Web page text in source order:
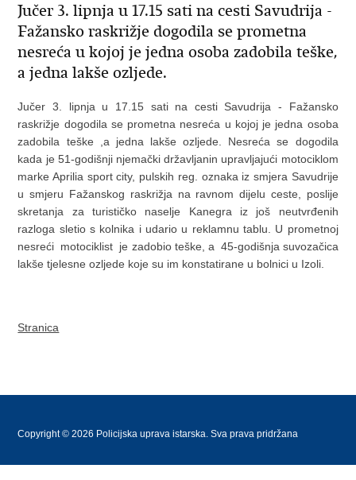
Jučer 3. lipnja u 17.15 sati na cesti Savudrija -
Fažansko raskrižje dogodila se prometna
nesreća u kojoj je jedna osoba zadobila teške,
a jedna lakše ozljede.
Jučer 3. lipnja u 17.15 sati na cesti Savudrija - Fažansko
raskrižje dogodila se prometna nesreća u kojoj je jedna osoba
zadobila teške ,a jedna lakše ozljede. Nesreća se dogodila
kada je 51-godišnji njemački državljanin upravljajući motociklom
marke Aprilia sport city, pulskih reg. oznaka iz smjera Savudrije
u smjeru Fažanskog raskrižja na ravnom dijelu ceste, poslije
skretanja za turističko naselje Kanegra iz još neutvrđenih
razloga sletio s kolnika i udario u reklamnu tablu. U prometnoj
nesreći motociklist je zadobio teške, a 45-godišnja suvozačica
lakše tjelesne ozljede koje su im konstatirane u bolnici u Izoli.
Stranica
Copyright © 2026 Policijska uprava istarska. Sva prava pridržana